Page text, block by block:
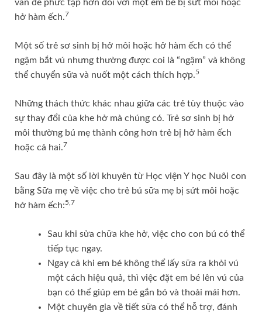
vấn đề phức tạp hơn đối với một em bé bị sứt môi hoặc
hở hàm ếch.7
Một số trẻ sơ sinh bị hở môi hoặc hở hàm ếch có thể
ngậm bắt vú nhưng thường được coi là “ngậm” và không
thể chuyển sữa và nuốt một cách thích hợp.5
Những thách thức khác nhau giữa các trẻ tùy thuộc vào
sự thay đổi của khe hở mà chúng có. Trẻ sơ sinh bị hở
môi thường bú mẹ thành công hơn trẻ bị hở hàm ếch
hoặc cả hai.7
Sau đây là một số lời khuyên từ Học viện Y học Nuôi con
bằng Sữa mẹ về việc cho trẻ bú sữa mẹ bị sứt môi hoặc
hở hàm ếch:5,7
Sau khi sửa chữa khe hở, việc cho con bú có thể
tiếp tục ngay.
Ngay cả khi em bé không thể lấy sữa ra khỏi vú
một cách hiệu quả, thì việc đặt em bé lên vú của
bạn có thể giúp em bé gắn bó và thoải mái hơn.
Một chuyên gia về tiết sữa có thể hỗ trợ, đánh